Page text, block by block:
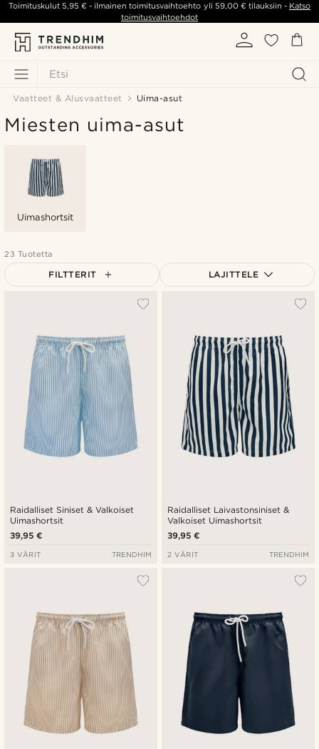
Etsi
Toimituskulut5,95 € - ilmainen toimitusvaihtoehto yli 59,00 €tilauksiin - Katso
toimitusvaihtoehdot
Vaatteet & Alusvaatteet Uima-asut
Miesten uima-asut
Uimashortsit
23 Tuotetta
FILTTERIT LAJITTELE
Halvin
Kallein
Raidalliset Siniset & Valkoiset
Uimashortsit
39,95 €
3 VÄRIT TRENDHIM
Raidalliset Laivastonsiniset &
Valkoiset Uimashortsit
39,95 €
2 VÄRIT TRENDHIM